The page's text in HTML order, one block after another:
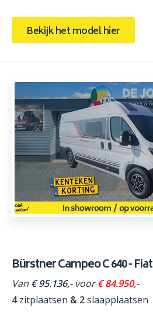
Bekijk het model hier
Bürstner Campeo C 640 - Fiat
Van € 95.136,-voor€ 84.950,-
4zitplaatsen & 2slaapplaatsen